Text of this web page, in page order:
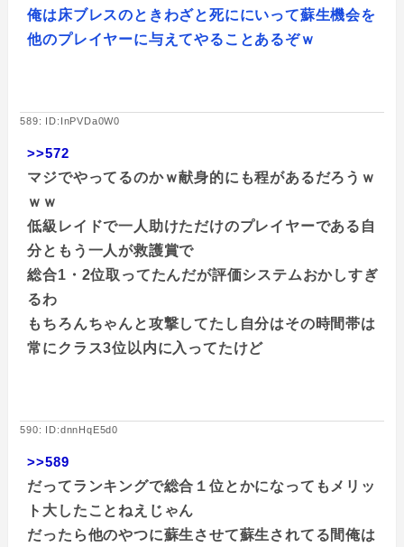
俺は床ブレスのときわざと死ににいって蘇生機会を
他のプレイヤーに与えてやることあるぞｗ
589: ID:InPVDa0W0
>>572
マジでやってるのかｗ献身的にも程があるだろうｗ
ｗｗ
低級レイドで一人助けただけのプレイヤーである自
分ともう一人が救護賞で
総合1・2位取ってたんだが評価システムおかしすぎ
るわ
もちろんちゃんと攻撃してたし自分はその時間帯は
常にクラス3位以内に入ってたけど
590: ID:dnnHqE5d0
>>589
だってランキングで総合１位とかになってもメリッ
ト大したことねえじゃん
だったら他のやつに蘇生させて蘇生されてる間俺は